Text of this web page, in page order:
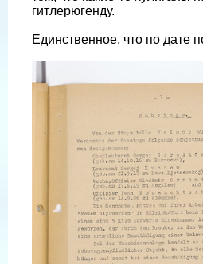
гитлерюгенду.
Единственное, что по дате